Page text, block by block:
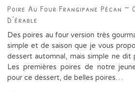
Poire Au Four Frangipane Pécan ~
D’érable
Des poires au four version très
simple et de saison que je vous
dessert automnal, mais simple ne dit
Les premières poires de notre
pour ce dessert, de belles poires…